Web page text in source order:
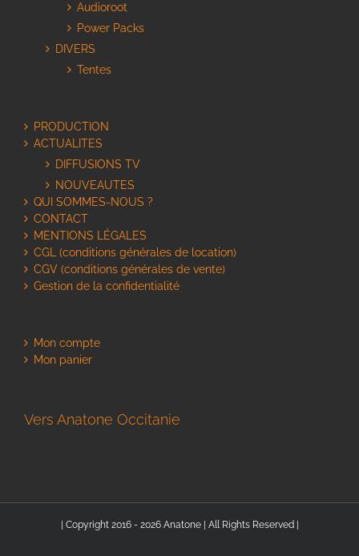
Audioroot
Power Packs
DIVERS
Tentes
PRODUCTION
ACTUALITES
DIFFUSIONS TV
NOUVEAUTES
QUI SOMMES-NOUS ?
CONTACT
MENTIONS LÉGALES
CGL (conditions générales de location)
CGV (conditions générales de vente)
Gestion de la confidentialité
Mon compte
Mon panier
Vers Anatone Occitanie
| Copyright 2016 - 2026 Anatone | All Rights Reserved |